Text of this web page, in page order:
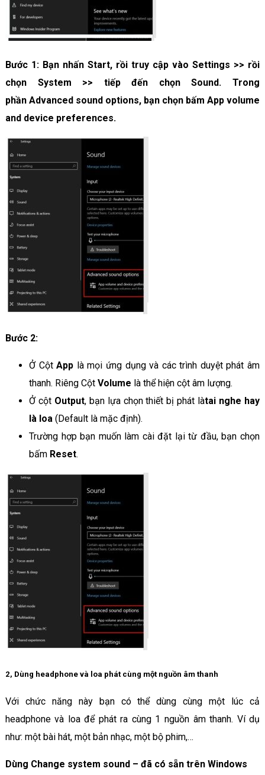
Bước 1: Bạn nhấn Start, rồi truy cập vàoSettings >> rồi
chọn System >> tiếp đến chọnSound. Trong
phầnAdvanced sound options, bạn chọn bấm App volume
and device preferences.
Bước 2:
Ở CộtApp là mọi ứng dụng và các trình duyệt phát âm
thanh. Riêng Cột Volume là thể hiện cột âm lượng.
Ở cột Output, bạn lựa chọn thiết bị phát làtai nghe hay
là loa (Default là mặc định).
Trường hợp bạn muốn làm cài đặt lại từ đầu, bạn chọn
bấm Reset.
2, Dùng headphone và loa phát cùng một nguồn âm thanh
Với chức năng này bạn có thể dùng cùng một lúc cả
headphone và loa để phát ra cùng 1 nguồn âm thanh. Ví dụ
như: một bài hát, một bản nhạc, một bộ phim,…
Dùng Change system sound – đã có sẵn trên Windows